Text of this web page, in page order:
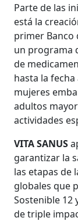
Parte de las
está la
primer Banco
un programa
de
hasta la fecha
mujeres
adultos
actividades
VITA SANUS
garantizar la
las etapas de
globales que
Sostenible 12
de triple